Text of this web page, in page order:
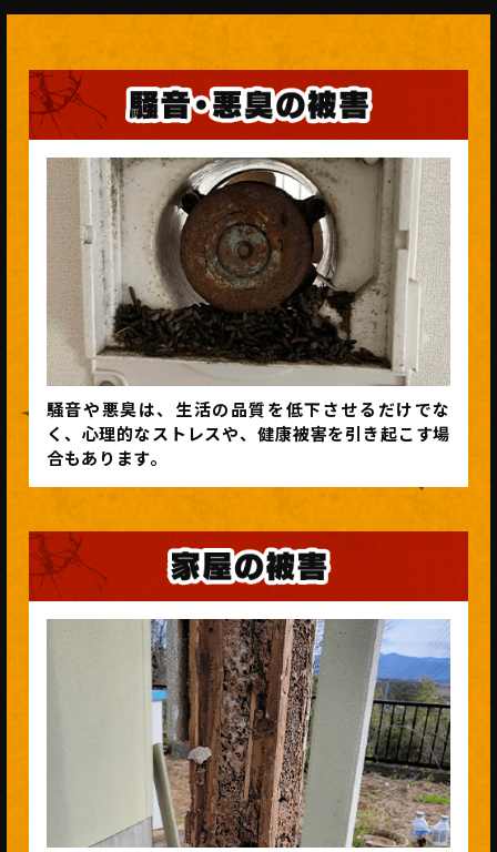
騒音や悪臭は、生活の品質を低下させるだけでな
く、心理的なストレスや、健康被害を引き起こす場
合もあります。